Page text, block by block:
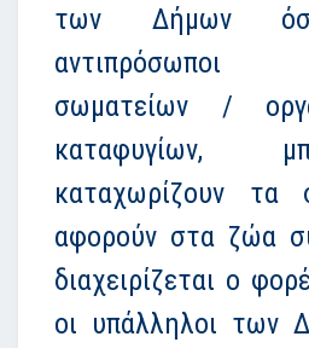
των Δήμων
αντιπρόσωποι
σωματείων /
καταφυγίων,
καταχωρίζουν τα
αφορούν στα ζώα
διαχειρίζεται ο
οι υπάλληλοι των